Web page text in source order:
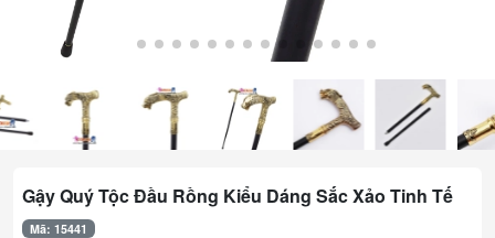
Gậy Quý Tộc Đầu Rồng Kiểu Dáng Sắc Xảo Tinh Tế
Mã: 15441